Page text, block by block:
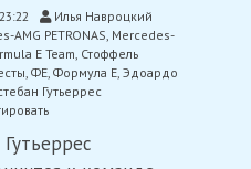
Илья Навроцкий
AMG PETRONAS Mercedes-
E Team Стоффель
ФЕ, Формула Е, Эдоардо
Гутьеррес
on
Мортара
и